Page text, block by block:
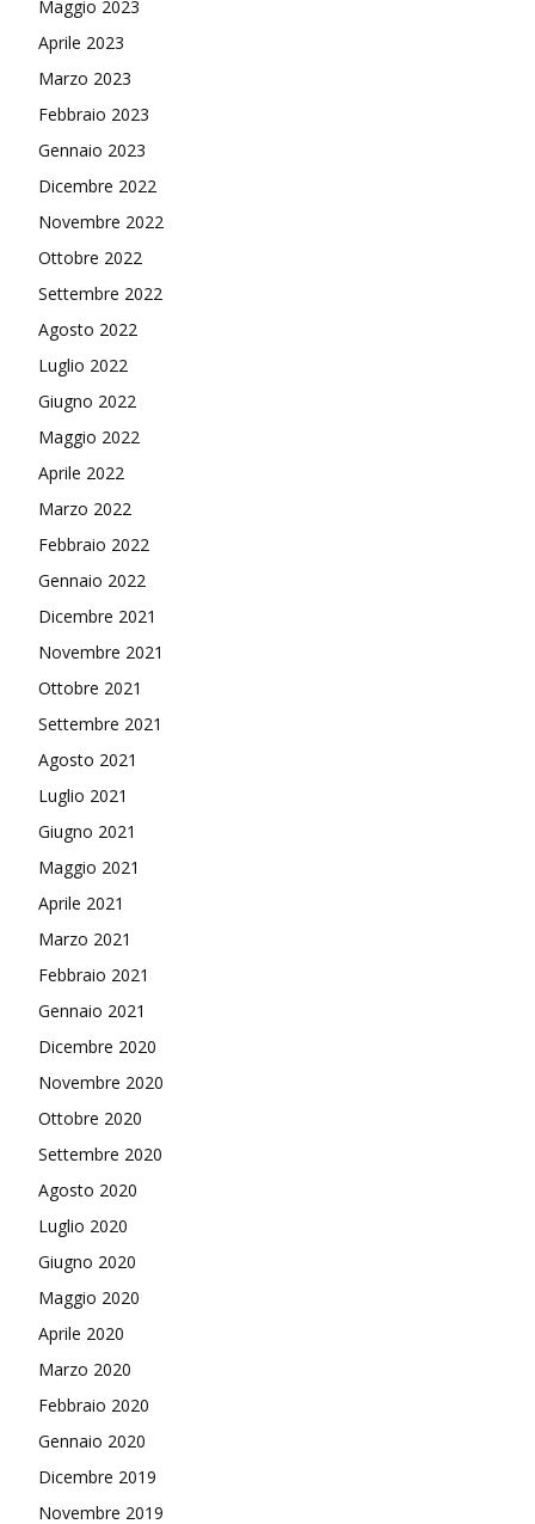
Maggio 2023
Aprile 2023
Marzo 2023
Febbraio 2023
Gennaio 2023
Dicembre 2022
Novembre 2022
Ottobre 2022
Settembre 2022
Agosto 2022
Luglio 2022
Giugno 2022
Maggio 2022
Aprile 2022
Marzo 2022
Febbraio 2022
Gennaio 2022
Dicembre 2021
Novembre 2021
Ottobre 2021
Settembre 2021
Agosto 2021
Luglio 2021
Giugno 2021
Maggio 2021
Aprile 2021
Marzo 2021
Febbraio 2021
Gennaio 2021
Dicembre 2020
Novembre 2020
Ottobre 2020
Settembre 2020
Agosto 2020
Luglio 2020
Giugno 2020
Maggio 2020
Aprile 2020
Marzo 2020
Febbraio 2020
Gennaio 2020
Dicembre 2019
Novembre 2019